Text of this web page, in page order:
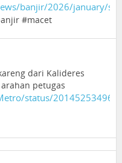
banjir/2026/january/
#macet
dari Kalideres
petugas
status/